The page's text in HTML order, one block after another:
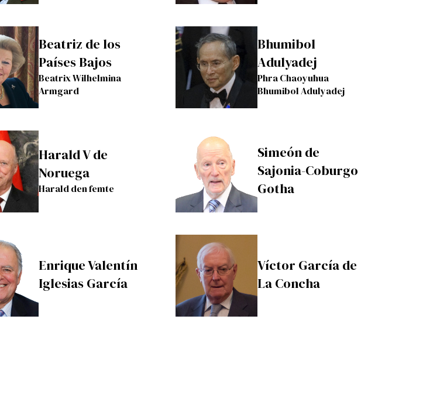
Beatriz de los
Países Bajos
Beatrix Wilhelmina
Armgard
Bhumibol
Adulyadej
Phra Chaoyuhua
Bhumibol Adulyadej
Harald V de
Noruega
Harald den femte
Simeón de
Sajonia-Coburgo
Gotha
Enrique Valentín
Iglesias García
Víctor García de
La Concha